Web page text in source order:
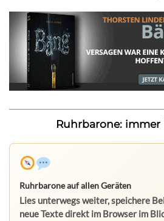
Ruhrbarone:
Ruhrbarone auf allen Geräten
Lies unterwegs weiter, speichere
neue Texte direkt im Browser im